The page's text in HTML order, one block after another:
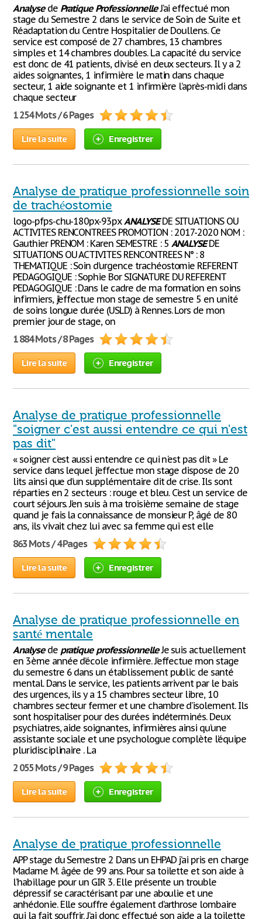
Analysede Pratique ProfessionnelleJ’ai effectué mon
stage du Semestre 2 dans le service de Soin de Suite et
Réadaptation du Centre Hospitalier de Doullens. Ce
service est composé de 27 chambres, 13 chambres
simples et 14 chambres doubles. La capacité du service
est donc de 41 patients, divisé en deux secteurs. Il y a 2
aides soignantes, 1 infirmière le matin dans chaque
secteur, 1 aide soignante et 1 infirmière l’après-midi dans
chaque secteur
1 254 Mots / 6 Pages
Lire la suite Enregistrer
Analyse de pratique professionnelle soin
de trachéostomie
logo-pfps-chu-180px-93pxANALYSEDE SITUATIONS OU
ACTIVITES RENCONTREES PROMOTION : 2017-2020 NOM :
Gauthier PRENOM : Karen SEMESTRE : 5 ANALYSEDE
SITUATIONS OU ACTIVITES RENCONTREES N° : 8
THEMATIQUE : Soin d’urgence trachéostomie REFERENT
PEDAGOGIQUE : Sophie Bor SIGNATURE DU REFERENT
PEDAGOGIQUE : Dans le cadre de ma formation en soins
infirmiers, j’effectue mon stage de semestre 5 en unité
de soins longue durée (USLD) à Rennes. Lors de mon
premier jour de stage, on
1 884 Mots / 8 Pages
Lire la suite Enregistrer
Analyse de pratique professionnelle
"soigner c'est aussi entendre ce qui n'est
pas dit"
« soigner c’est aussi entendre ce qui n'est pas dit » Le
service dans lequel j’effectue mon stage dispose de 20
lits ainsi que d’un supplémentaire dit de crise. Ils sont
réparties en 2 secteurs : rouge et bleu. C’est un service de
court séjours. J’en suis à ma troisième semaine de stage
quand je fais la connaissance de monsieur P, âgé de 80
ans, ils vivait chez lui avec sa femme qui est elle
863 Mots / 4 Pages
Lire la suite Enregistrer
Analyse de pratique professionnelle en
santé mentale
Analysede pratique professionnelleJe suis actuellement
en 3ème année d’école infirmière. J’effectue mon stage
du semestre 6 dans un établissement public de santé
mental. Dans le service, les patients arrivent par le bais
des urgences, ils y a 15 chambres secteur libre, 10
chambres secteur fermer et une chambre d’isolement. Ils
sont hospitaliser pour des durées indéterminés. Deux
psychiatres, aide soignantes, infirmières ainsi qu’une
assistante sociale et une psychologue complète l’équipe
pluridisciplinaire . La
2 055 Mots / 9 Pages
Lire la suite Enregistrer
Analyse de pratique professionnelle
APP stage du Semestre 2 Dans un EHPAD j’ai pris en charge
Madame M. âgée de 99 ans. Pour sa toilette et son aide à
l’habillage pour un GIR 3. Elle présente un trouble
dépressif se caractérisant par une aboulie et une
anhédonie. Elle souffre également d’arthrose lombaire
qui la fait souffrir. J’ai donc effectué son aide a la toilette